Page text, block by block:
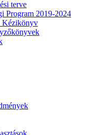
terve
Program 2019-2024
Kézikönyv